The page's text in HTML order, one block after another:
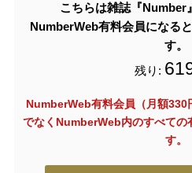
こちらは雑誌『Number
NumberWeb有料会員になる
す。
残り:
NumberWeb有料会員（月額330
でなく NumberWeb内のすべての
す。